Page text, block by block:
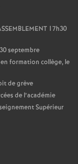
n
d
d
e
17h30
septembre
formation collège, le
de grève
de l’académie
Supérieur